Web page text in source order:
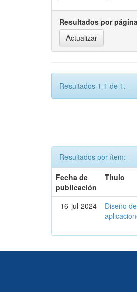
Resultados por
Resultados 1-1 de 1.
Resultados por ítem:
Fecha de
publicación
Título
16-jul-2024
Diseño